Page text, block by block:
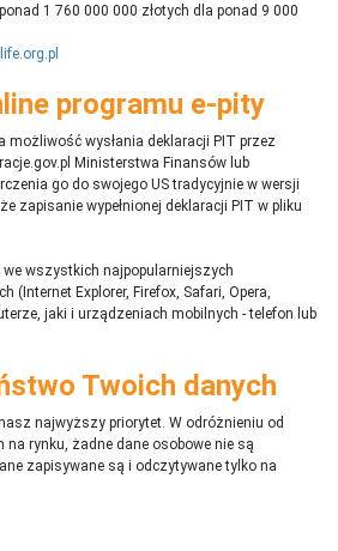
1 760 000 000 złotych dla ponad 9 000
programu e-pity
możliwość wysłania deklaracji PIT przez
Ministerstwa Finansów lub
go do swojego US tradycyjnie w wersji
zapisanie wypełnionej deklaracji PIT w pliku
we wszystkich najpopularniejszych
(Internet Explorer, Firefox, Safari, Opera,
jaki i urządzeniach mobilnych - telefon lub
Twoich danych
najwyższy priorytet. W odróżnieniu od
na rynku, żadne dane osobowe nie są
zapisywane są i odczytywane tylko na